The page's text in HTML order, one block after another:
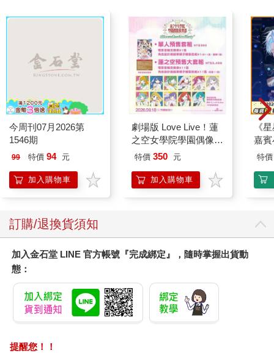
不出所料，我們的婚姻還是以破裂告終。我毅然決然地帶著小孩
離開，帶著身上僅存的微薄積蓄，在情勢所逼的狀態下，我把我
身邊能變賣的東西都拿去換現金，甚至是珍藏的唯一一個柏金
包。而在遭逢這人生的變故中，我才意外地發現最保值的包包是
柏金包，能以高額變現，徹底地改善了當時我們母子的生活狀
況，這也是為什麼在眾多包款中，我依舊對柏金包情有獨鍾的原
因。
身旁的朋友總認為我會嫁入豪門，成為名媛貴婦，只是命運轉盤
太奇妙，沒想過我的人生竟會是如此曲折！挫折來得太突然，太
令人痛徹心扉，人說：「未經一事，不長一智。」只是沒想到這
體會，不會再相信不切實際的甜言蜜語，而這些想法的轉變，都
來自於我的婚姻經歷。
今周刊07月2026第
1546期
99 特價 94 元
加入購物車
劇場版 Love Live！蓮
之空女學院學園偶像俱
樂部 Bloom Garden
特價 350 元
加入購物車
《
嘉
特價
訂購/退換貨須知
加入金石堂 LINE 官方帳號『完成綁定』，隨時掌握出貨動
態：
提醒您！！